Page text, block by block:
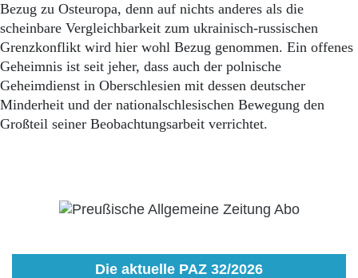
Bezug zu Osteuropa, denn auf nichts anderes als die
scheinbare Vergleichbarkeit zum ukrainisch-russischen
Grenzkonflikt wird hier wohl Bezug genommen. Ein offenes
Geheimnis ist seit jeher, dass auch der polnische
Geheimdienst in Oberschlesien mit dessen deutscher
Minderheit und der nationalschlesischen Bewegung den
Großteil seiner Beobachtungsarbeit verrichtet.
Die aktuelle PAZ 32/2026